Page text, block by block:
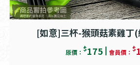
[如意]三杯-猴頭菇素雞丁
原價： $175 會員價： $